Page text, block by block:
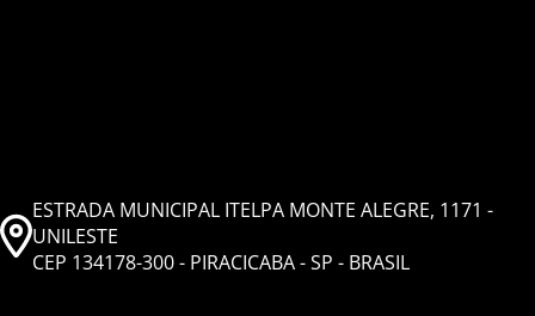
ESTRADA MUNICIPAL ITELPA MONTE ALEGRE, 1171 -
UNILESTE
CEP 134178-300 - PIRACICABA - SP - BRASIL